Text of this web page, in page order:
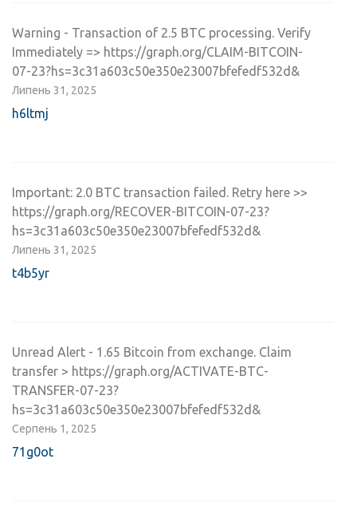
Warning - Transaction of 2.5 BTC processing. Verify
Immediately => https://graph.org/CLAIM-BITCOIN-
07-23?hs=3c31a603c50e350e23007bfefedf532d&
Липень 31, 2025
h6ltmj
Important: 2.0 BTC transaction failed. Retry here >>
https://graph.org/RECOVER-BITCOIN-07-23?
hs=3c31a603c50e350e23007bfefedf532d&
Липень 31, 2025
t4b5yr
Unread Alert - 1.65 Bitcoin from exchange. Claim
transfer > https://graph.org/ACTIVATE-BTC-
TRANSFER-07-23?
hs=3c31a603c50e350e23007bfefedf532d&
Серпень 1, 2025
71g0ot